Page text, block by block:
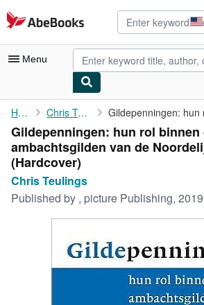
Skip to main content
AbeBooks.com
Menu
My Account
My Purchases
Advanced Search
Browse Collections
Home Chris Teulings
Gildepenningen: hun rol binnen
ambachtsgilden van de
(Hardcover)
Chris Teulings
Published by , picture Publishing, 2019